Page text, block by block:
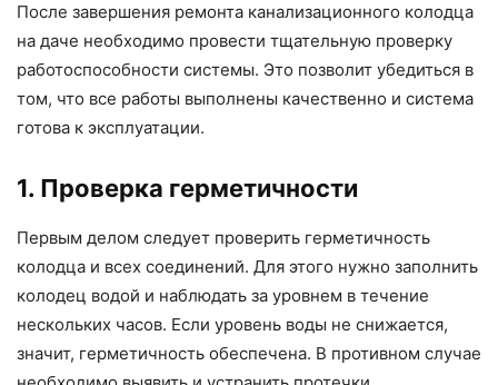
После завершения ремонта канализационного колодца
на даче необходимо провести тщательную проверку
работоспособности системы. Это позволит убедиться в
том, что все работы выполнены качественно и система
готова к эксплуатации.
1. Проверка герметичности
Первым делом следует проверить герметичность
колодца и всех соединений. Для этого нужно заполнить
колодец водой и наблюдать за уровнем в течение
нескольких часов. Если уровень воды не снижается,
значит, герметичность обеспечена. В противном случае